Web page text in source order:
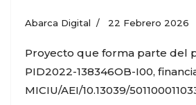
Abarca Digital 22 Febrero 2026
Proyecto que forma parte del
PID2022-138346OB-I00,
MICIU/AEI/10.13039/